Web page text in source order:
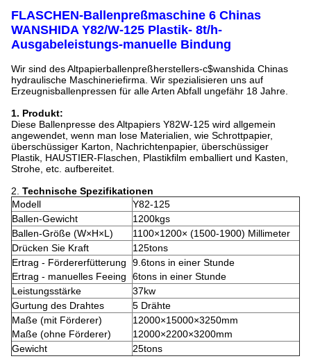
FLASCHEN-Ballenpreßmaschine 6 Chinas
WANSHIDA Y82/W-125 Plastik- 8t/h-
Ausgabeleistungs-manuelle Bindung
Wir sind des Altpapierballenpreßherstellers-c$wanshida Chinas
hydraulische Maschineriefirma. Wir spezialisieren uns auf
Erzeugnisballenpressen für alle Arten Abfall ungefähr 18 Jahre.
1. Produkt:
Diese Ballenpresse des Altpapiers Y82W-125 wird allgemein
angewendet, wenn man lose Materialien, wie Schrottpapier,
überschüssiger Karton, Nachrichtenpapier, überschüssiger
Plastik, HAUSTIER-Flaschen, Plastikfilm emballiert und Kasten,
Strohe, etc. aufbereitet.
2. Technische Spezifikationen
Modell
Y82-125
Ballen-Gewicht
1200kgs
Ballen-Größe (W×H×L)
1100×1200× (1500-1900) Millimeter
Drücken Sie Kraft
125tons
Ertrag - Fördererfütterung
Ertrag - manuelles Feeing
9.6tons in einer Stunde
6tons in einer Stunde
Leistungsstärke
37kw
Gurtung des Drahtes
5 Drähte
Maße (mit Förderer)
Maße (ohne Förderer)
12000×15000×3250mm
12000×2200×3200mm
Gewicht
25tons